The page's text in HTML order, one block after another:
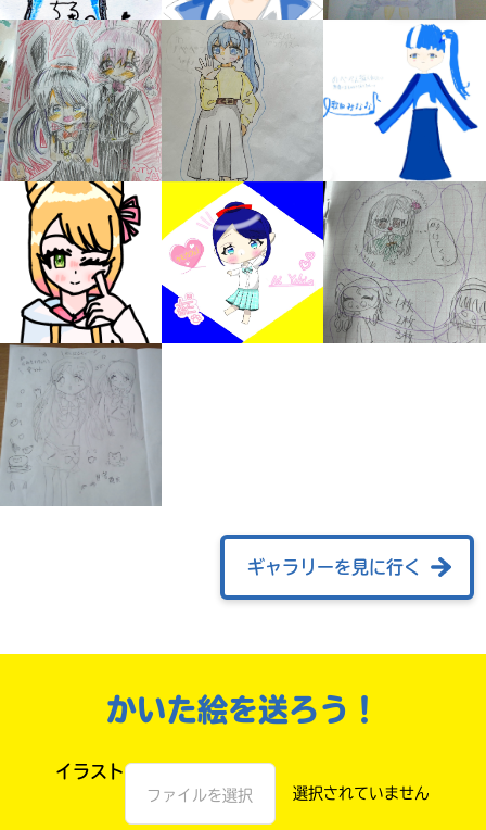
ギャラリー
ギャラリーを見に行く
かいた絵を送ろう！
イラスト
ファイルを選択